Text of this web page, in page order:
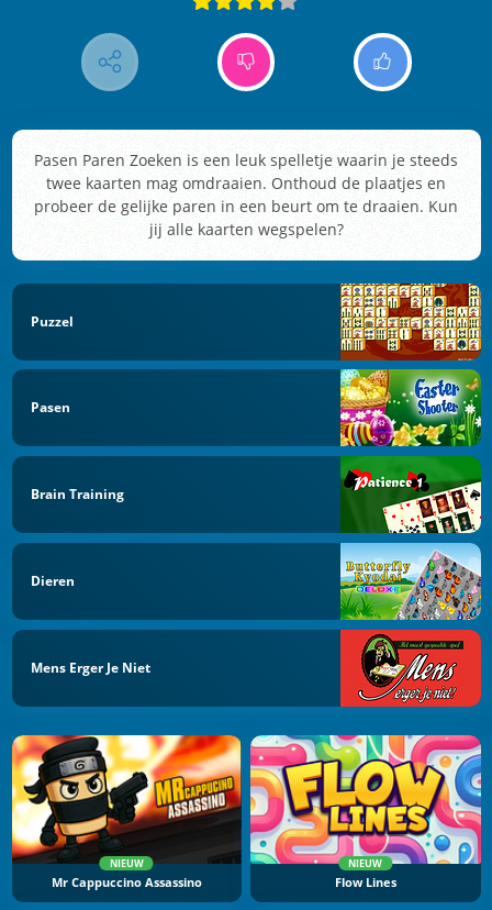
Pasen Paren Zoeken is een leuk spelletje waarin je steeds
twee kaarten mag omdraaien. Onthoud de plaatjes en
probeer de gelijke paren in een beurt om te draaien. Kun
jij alle kaarten wegspelen?
Puzzel
Pasen
Brain Training
Dieren
Mens Erger Je Niet
NIEUW
Mr Cappuccino Assassino
NIEUW
Flow Lines